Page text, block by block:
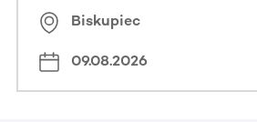
Biskupiec
09.08.2026